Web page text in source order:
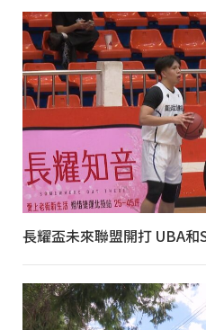
長耀盃未來聯盟開打 UBA和